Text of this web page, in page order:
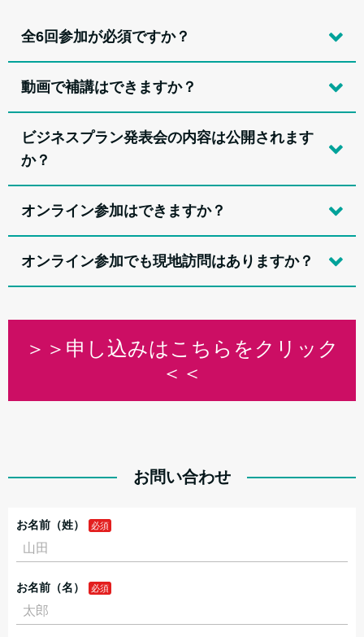
全6回参加が必須ですか？
動画で補講はできますか？
ビジネスプラン発表会の内容は公開されます
か？
オンライン参加はできますか？
オンライン参加でも現地訪問はありますか？
＞＞申し込みはこちらをクリック
＜＜
お問い合わせ
お名前（姓）
お名前（名）